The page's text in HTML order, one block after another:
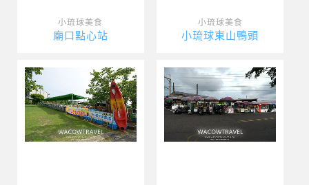
小琉球美食
廟口點心站
小琉球美食
小琉球東山鴨頭